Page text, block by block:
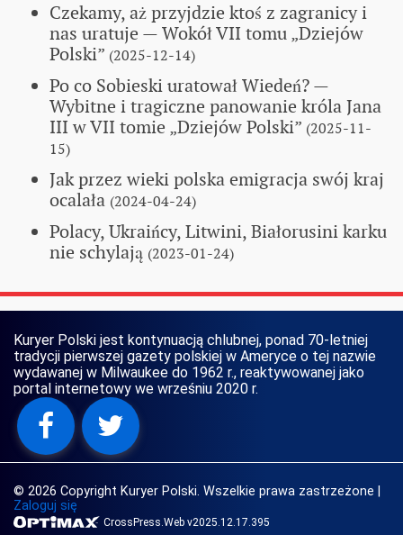
Czekamy, aż przyjdzie ktoś z zagranicy i
nas uratuje — Wokół VII tomu „Dziejów
Polski” (2025-12-14)
Po co Sobieski uratował Wiedeń?—
Wybitne i tragiczne panowanie króla Jana
III w VII tomie „Dziejów Polski” (2025-11-
15)
Jak przez wieki polska emigracja swój kraj
ocalała (2024-04-24)
Polacy, Ukraińcy, Litwini, Białorusini karku
nie schylają (2023-01-24)
Kuryer Polski jest kontynuacją chlubnej, ponad 70-letniej
tradycji pierwszej gazety polskiej w Ameryce o tej nazwie
wydawanej w Milwaukee do 1962 r., reaktywowanej jako
portal internetowy we wrześniu 2020 r.
© 2026 Copyright Kuryer Polski. Wszelkie prawa zastrzeżone
Zaloguj się
CrossPress.Web v2025.12.17.395